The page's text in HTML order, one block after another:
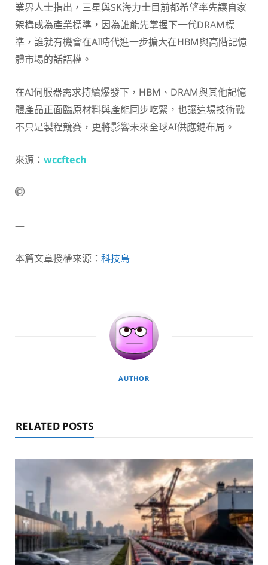
業界人士指出，三星與SK海力士目前都希望率先讓自家
架構成為產業標準，因為誰能先掌握下一代DRAM標
準，誰就有機會在AI時代進一步擴大在HBM與高階記憶
體市場的話語權。
在AI伺服器需求持續爆發下，HBM、DRAM與其他記憶
體產品正面臨原材料與產能同步吃緊，也讓這場技術戰
不只是製程競賽，更將影響未來全球AI供應鏈布局。
來源： wccftech
—
本篇文章授權來源： 科技島
AUTHOR
RELATED POSTS